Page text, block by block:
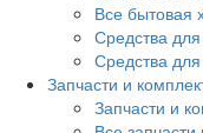
Все бытовая
Средства
Средства
Запчасти и
Запчасти и